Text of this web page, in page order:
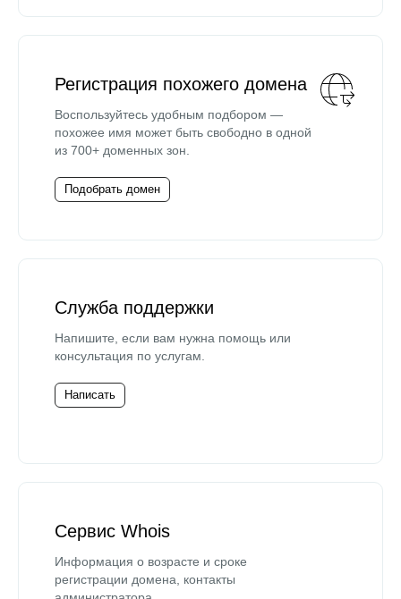
Регистрация похожего домена
Воспользуйтесь удобным подбором —
похожее имя может быть свободно в одной
из 700+ доменных зон.
Подобрать домен
Служба поддержки
Напишите, если вам нужна помощь или
консультация по услугам.
Написать
Сервис Whois
Информация о возрасте и сроке
регистрации домена, контакты